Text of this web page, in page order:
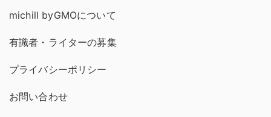
michill byGMOについて
有識者・ライターの募集
プライバシーポリシー
お問い合わせ